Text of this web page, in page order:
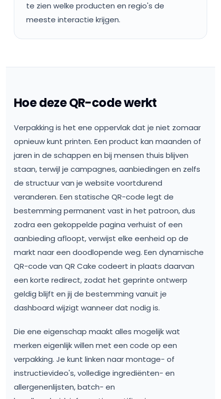
te zien welke producten en regio's de
meeste interactie krijgen.
Hoe deze QR-code werkt
Verpakking is het ene oppervlak dat je niet zomaar
opnieuw kunt printen. Een product kan maanden of
jaren in de schappen en bij mensen thuis blijven
staan, terwijl je campagnes, aanbiedingen en zelfs
de structuur van je website voortdurend
veranderen. Een statische QR-code legt de
bestemming permanent vast in het patroon, dus
zodra een gekoppelde pagina verhuist of een
aanbieding afloopt, verwijst elke eenheid op de
markt naar een doodlopende weg. Een dynamische
QR-code van QR Cake codeert in plaats daarvan
een korte redirect, zodat het geprinte ontwerp
geldig blijft en jij de bestemming vanuit je
dashboard wijzigt wanneer dat nodig is.
Die ene eigenschap maakt alles mogelijk wat
merken eigenlijk willen met een code op een
verpakking. Je kunt linken naar montage- of
instructievideo's, volledige ingrediënten- en
allergenenlijsten, batch- en